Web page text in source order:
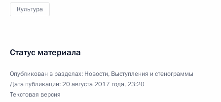
Культура
Статус материала
Опубликован в разделах: Новости, Выступления и стенограммы
Дата публикации:20 августа 2017 года, 23:20
Текстовая версия